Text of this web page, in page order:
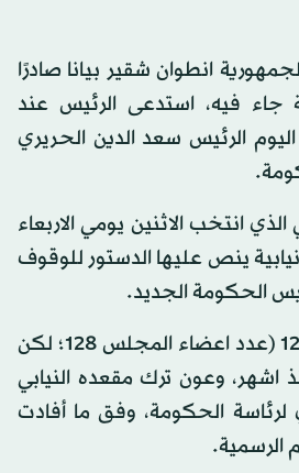
انطوان شقير بيانا صادرًا
جاء فيه، استدعى الرئيس عند
من ظهر اليوم الرئيس سعد الدين الحريري
الذي انتخب الاثنين يومي الاربعاء
ينص عليها الدستور للوقوف
الحكومة الجديد.
وسمى 112 نائبا من 126 (عدد اعضاء المجلس 128؛ لكن
اشهر، وعون ترك مقعده النيابي
لرئاسة الحكومة، وفق ما أفادت
الرسمية.